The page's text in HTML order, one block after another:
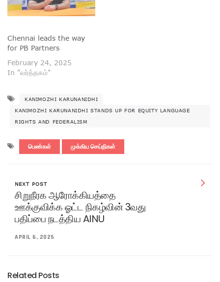
Chennai leads the way
for PB Partners
February 24, 2025
In "வர்த்தகம்"
KANIMOZHI KARUNANIDHI
KANIMOZHI KARUNANIDHI STANDS UP FOR EQUITY LANGUAGE
RIGHTS AND FEDERALISM
பெண்கள் முக்கிய செய்திகள்
NEXT POST
சிறுநீரக ஆரோக்கியத்தை
ஊக்குவிக்க ஓட்ட நிகழ்வின் 3வது
பதிப்பை நடத்திய AINU
APRIL 6, 2025
Related Posts